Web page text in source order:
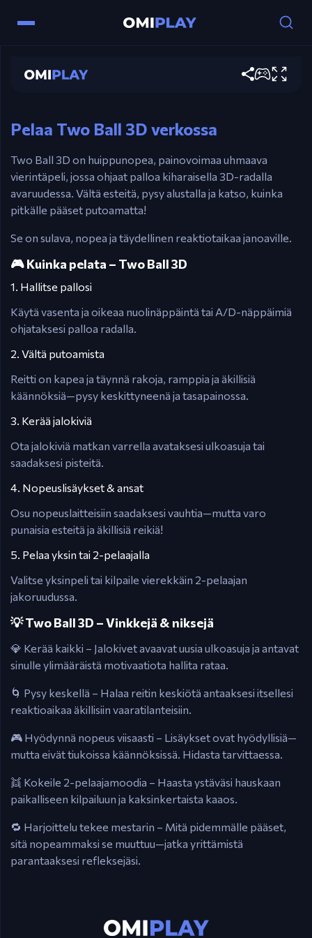
Two Ball 3D
Nuolet / A, D – Siirrä palloa vasemmalle tai
Pelaaja 1: A, D – Siirrä
Pelaa Two Ball 3D verkossa
Two Ball 3D on huippunopea, painovoimaa uhmaava
vierintäpeli, jossa ohjaat palloa kiharaisella 3D-radalla
avaruudessa. Vältä esteitä, pysy alustalla ja katso, kuinka
pitkälle pääset putoamatta!
Se on sulava, nopea ja täydellinen reaktiotaikaa janoaville.
🎮 Kuinka pelata – Two Ball 3D
1. Hallitse pallosi
Käytä vasenta ja oikeaa nuolinäppäintä tai A/D-näppäimiä
ohjataksesi palloa radalla.
2. Vältä putoamista
Reitti on kapea ja täynnä rakoja, ramppia ja äkillisiä
käännöksiä—pysy keskittyneenä ja tasapainossa.
3. Kerää jalokiviä
Ota jalokiviä matkan varrella avataksesi ulkoasuja tai
saadaksesi pisteitä.
4. Nopeuslisäykset & ansat
Osu nopeuslaitteisiin saadaksesi vauhtia—mutta varo
punaisia esteitä ja äkillisiä reikiä!
5. Pelaa yksin tai 2-pelaajalla
Valitse yksinpeli tai kilpaile vierekkäin 2-pelaajan
jakoruudussa.
💡 Two Ball 3D – Vinkkejä & niksejä
💎 Kerää kaikki – Jalokivet avaavat uusia ulkoasuja ja antavat
sinulle ylimääräistä motivaatiota hallita rataa.
🌀 Pysy keskellä – Halaa reitin keskiötä antaaksesi itsellesi
reaktioaikaa äkillisiin vaaratilanteisiin.
🎮 Hyödynnä nopeus viisaasti – Lisäykset ovat hyödyllisiä—
mutta eivät tiukoissa käännöksissä. Hidasta tarvittaessa.
👯 Kokeile 2-pelaajamoodia – Haasta ystäväsi hauskaan
paikalliseen kilpailuun ja kaksinkertaista kaaos.
🔁 Harjoittelu tekee mestarin – Mitä pidemmälle pääset,
sitä nopeammaksi se muuttuu—jatka yrittämistä
parantaaksesi refleksejäsi.